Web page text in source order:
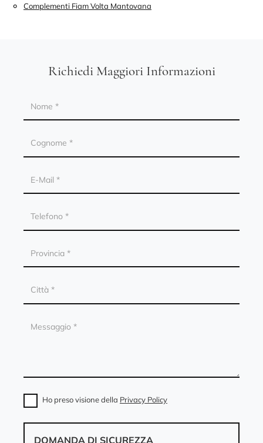
Complementi Fiam Volta Mantovana
Richiedi Maggiori Informazioni
Ho preso visione della Privacy Policy
DOMANDA DI SICUREZZA